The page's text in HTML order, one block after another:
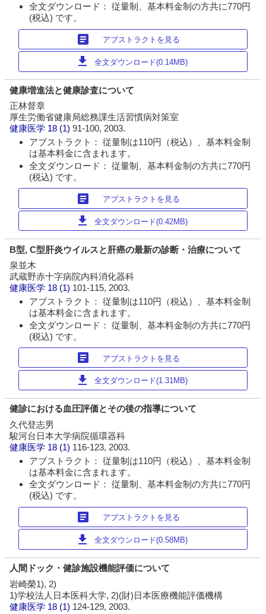
全文ダウンロード： 従量制、基本料金制の方共に770円
(税込) です。
article アブストラクトを見る
download 全文ダウンロード(0.14MB)
健康増進法と健康診査について
正林督章
厚生労働省健康局総務課生活習慣病対策室
健康医学 18 (1)91-100, 2003.
アブストラクト： 従量制は110円（税込）、基本料金制
は基本料金に含まれます。
全文ダウンロード： 従量制、基本料金制の方共に770円
(税込) です。
article アブストラクトを見る
download 全文ダウンロード(0.42MB)
B型, C型肝炎ウイルスと肝癌の最新の診断・治療について
泉並木
武蔵野赤十字病院内科消化器科
健康医学 18 (1) 101-115, 2003.
アブストラクト： 従量制は110円（税込）、基本料金制
は基本料金に含まれます。
全文ダウンロード： 従量制、基本料金制の方共に770円
(税込) です。
article アブストラクトを見る
download 全文ダウンロード(1.31MB)
健診における血圧評価とその後の指導について
久代登志男
駿河台日本大学病院循環器科
健康医学 18 (1) 116-123, 2003.
アブストラクト： 従量制は110円（税込）、基本料金制
は基本料金に含まれます。
全文ダウンロード： 従量制、基本料金制の方共に770円
(税込) です。
article アブストラクトを見る
download 全文ダウンロード(0.58MB)
人間ドック・健診施設機能評価について
岩崎榮1), 2)
1)学校法人日本医科大学, 2)(財)日本医療機能評価機構
健康医学 18 (1) 124-129, 2003.